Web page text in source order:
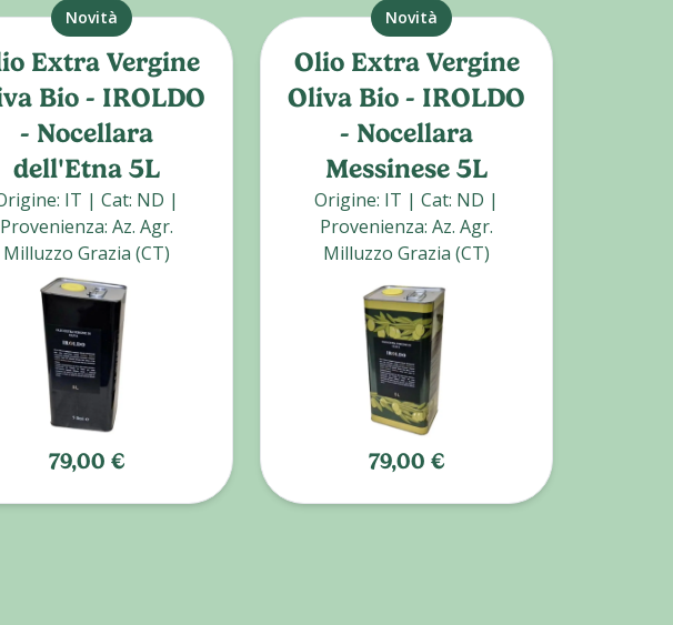
Extra Vergine
Bio - IROLDO
- Nocellara
dell'Etna 5L
: IT | Cat: ND |
Provenienza: Az. Agr.
Milluzzo Grazia (CT)
79,00 €
Novità
Olio Extra Vergine
Oliva Bio - IROLDO
- Nocellara
Messinese 5L
Origine: IT | Cat: ND |
Provenienza: Az. Agr.
Milluzzo Grazia (CT)
79,00 €
Novità